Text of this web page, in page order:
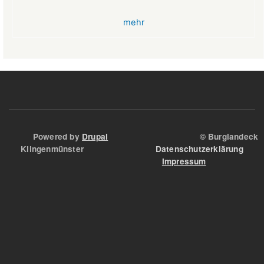
mehr
Powered by Drupal © Burglandeck
Klingenmünster Datenschutzerklärung
Impressum